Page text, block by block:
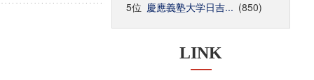
5位 慶應義塾大学日吉... (850)
LINK